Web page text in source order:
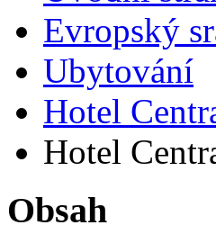
Evropský
Ubytování
Hotel
Hotel
Obsah